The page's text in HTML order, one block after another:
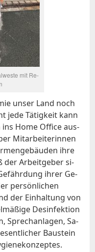
mit Re­
un­ser Land noch
je­de Tä­tig­keit kann
Home Of­fice aus­
Mit­ar­bei­te­rin­nen
ih­re
der Ar­beit­ge­ber si­
ih­rer Ge­
per­sön­li­chen
der Ein­hal­tung von
Des­in­fek­ti­on
Sprech­an­la­gen, Sa­
Bau­stein